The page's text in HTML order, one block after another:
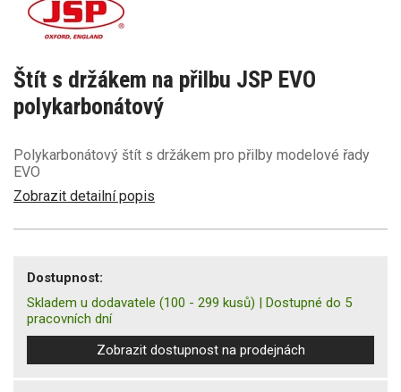
Štít s držákem na přilbu JSP EVO
polykarbonátový
Polykarbonátový štít s držákem pro přilby modelové řady
EVO
Zobrazit detailní popis
Dostupnost:
Skladem u dodavatele (100 - 299 kusů) | Dostupné do 5
pracovních dní
Zobrazit dostupnost na prodejnách